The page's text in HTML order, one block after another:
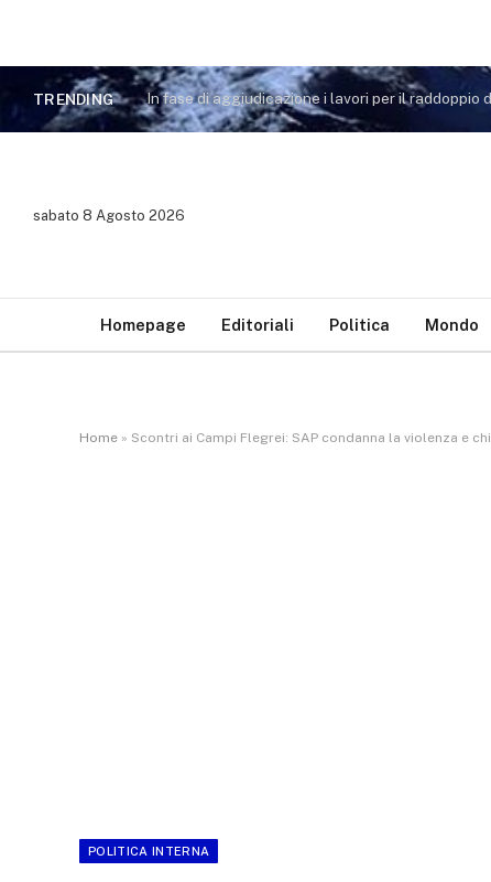
TRENDING
sabato 8 Agosto 2026
Homepage Editoriali Politica Mondo
Home » Scontri ai Campi Flegrei: SAP condanna la violenza e
POLITICA INTERNA